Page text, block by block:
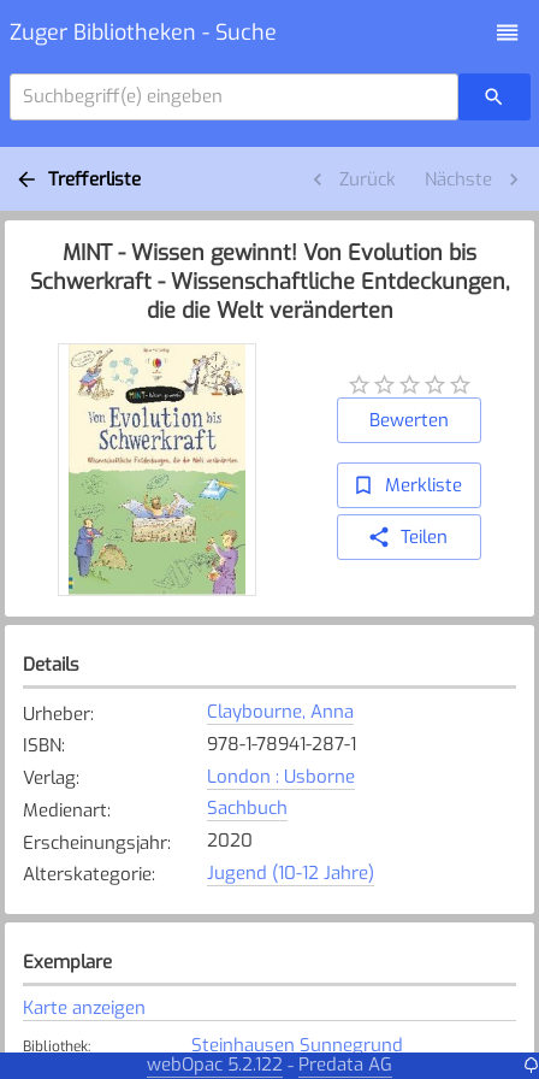
Zuger Bibliotheken - Suche
Suchbegriff(e) eingeben
Trefferliste Zurück Nächste
MINT - Wissen gewinnt! Von Evolution bis
Schwerkraft - Wissenschaftliche Entdeckungen,
die die Welt veränderten
Bewerten
Merkliste
Teilen
Details
Urheber:
Claybourne, Anna
ISBN:
978-1-78941-287-1
Verlag:
London : Usborne
Medienart:
Sachbuch
Erscheinungsjahr:
2020
Alterskategorie: Jugend (10-12 Jahre)
Exemplare
Karte anzeigen
Bibliothek: Steinhausen Sunnegrund
Verfügbar
webOpac 5.2.122 - Predata AG